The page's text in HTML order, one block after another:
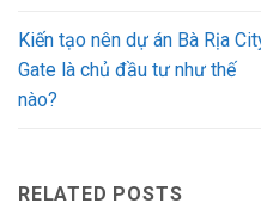
Kiến tạo nên dự án Bà Rịa
Gate là chủ đầu tư như thế
nào?
RELATED POSTS